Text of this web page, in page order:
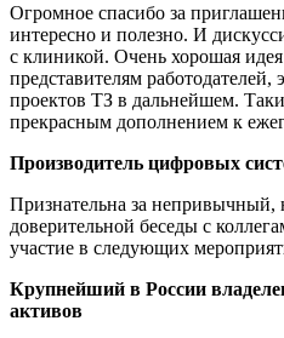
Огромное спасибо за
интересно и полезно. И
с клиникой. Очень хорошая
представителям
проектов ТЗ в дальнейшем.
прекрасным дополнением к
Производитель цифровых
Признательна за
доверительной беседы с
участие в следующих
Крупнейший в России
активов